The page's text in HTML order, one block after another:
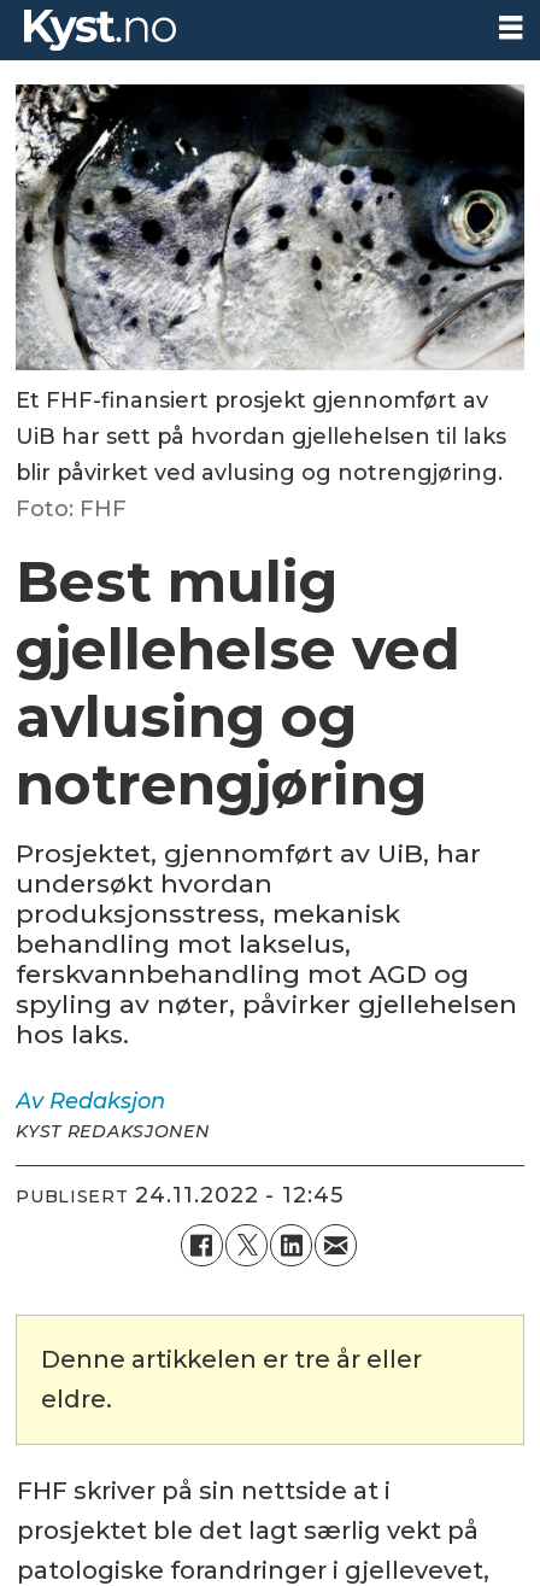
Et FHF-finansiert prosjekt gjennomført av
UiB har sett på hvordan gjellehelsen til laks
blir påvirket ved avlusing og notrengjøring.
Foto: FHF
Best mulig
gjellehelse ved
avlusing og
notrengjøring
Prosjektet, gjennomført av UiB, har
undersøkt hvordan
produksjonsstress, mekanisk
behandling mot lakselus,
ferskvannbehandling mot AGD og
spyling av nøter, påvirker gjellehelsen
hos laks.
Av Redaksjon
KYST REDAKSJONEN
PUBLISERT 24.11.2022 - 12:45
Denne artikkelen er tre år eller
eldre.
FHF skriver på sin nettside at i
prosjektet ble det lagt særlig vekt på
patologiske forandringer i gjellevevet,